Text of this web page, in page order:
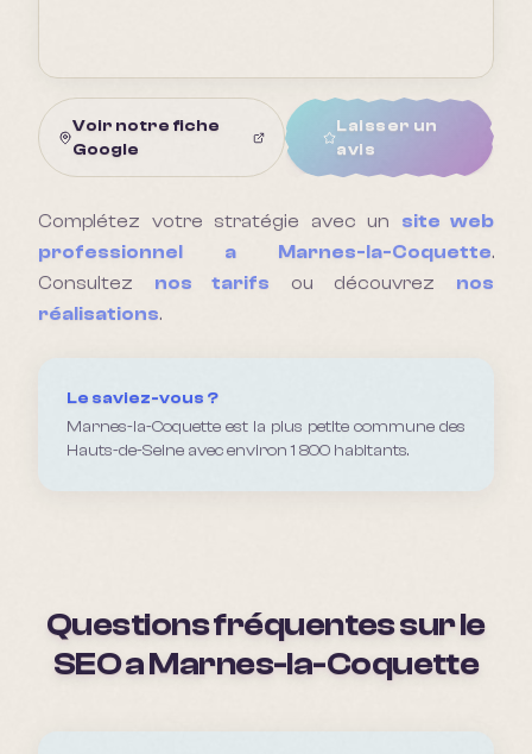
Voir notre fiche
Google
Laisser un
avis
Complétez votre stratégie avec un site web
professionnel a Marnes-la-Coquette.
Consultez nos tarifs ou découvrez nos
réalisations.
Le saviez-vous ?
Marnes-la-Coquette est la plus petite commune des
Hauts-de-Seine avec environ 1 800 habitants.
Questions fréquentes sur le
SEO aMarnes-la-Coquette